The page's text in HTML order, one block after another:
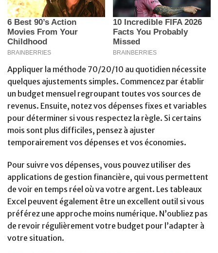
Appliquer la méthode 70/20/10 au quotidien nécessite
quelques ajustements simples. Commencez par établir
un budget mensuel regroupant toutes vos sources de
revenus. Ensuite, notez vos dépenses fixes et variables
pour déterminer si vous respectez la règle. Si certains
mois sont plus difficiles, pensez à ajuster
temporairement vos dépenses et vos économies.
Pour suivre vos dépenses, vous pouvez utiliser des
applications de gestion financière, qui vous permettent
de voir en temps réel où va votre argent. Les tableaux
Excel peuvent également être un excellent outil si vous
préférez une approche moins numérique. N’oubliez pas
de revoir régulièrement votre budget pour l’adapter à
votre situation.